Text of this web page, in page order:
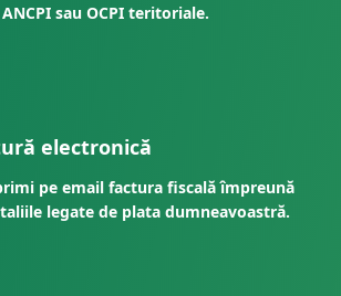
sau OCPI teritoriale.
electronică
pe email factura fiscală împreună
legate de plata dumneavoastră.